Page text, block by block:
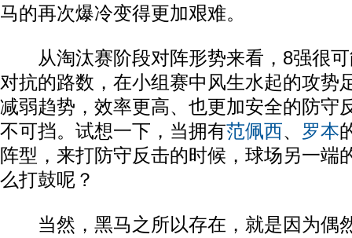
马的再次爆冷变得更加艰难。
从淘汰赛阶段对阵形势来看，8强很可
对抗的路数，在小组赛中风生水起的攻势
减弱趋势，效率更高、也更加安全的防守
不可挡。试想一下，当拥有范佩西、 罗本
阵型，来打防守反击的时候，球场另一端
么打鼓呢？
当然，黑马之所以存在，就是因为偶